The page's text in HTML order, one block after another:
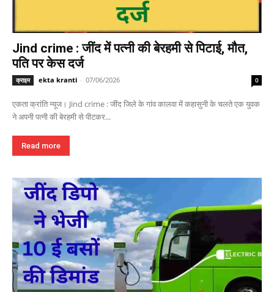
Jind crime : जींद में पत्नी की बेरहमी से पिटाई, मौत,
पति पर केस दर्ज
क्राइम ekta kranti - 07/06/2026 0
एकता क्रांति न्यूज। Jind crime : जींद जिले के गांव कालवा में कहासुनी के चलते एक युवक
ने अपनी पत्नी की बेरहमी से पीटकर...
Read more